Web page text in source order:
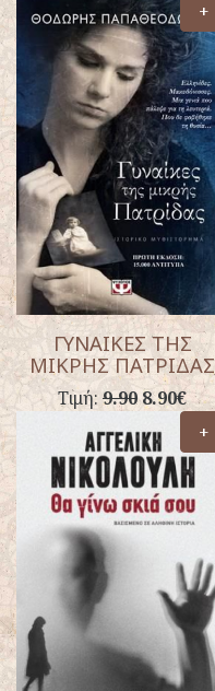
+
ΓΥΝΑΙΚΕΣ ΤΗΣ
ΜΙΚΡΗΣ ΠΑΤΡΙΔΑΣ
Τιμή: 9.908.90€
+